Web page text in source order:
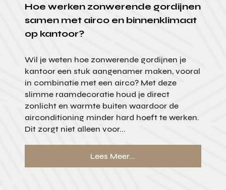
Hoe werken zonwerende gordijnen
samen met airco en binnenklimaat
op kantoor?
Wil je weten hoe zonwerende gordijnen je
kantoor een stuk aangenamer maken, vooral
in combinatie met een airco? Met deze
slimme raamdecoratie houd je direct
zonlicht en warmte buiten waardoor de
airconditioning minder hard hoeft te werken.
Dit zorgt niet alleen voor...
Lees Meer...